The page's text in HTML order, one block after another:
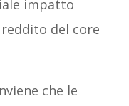
impatto
del core
che le